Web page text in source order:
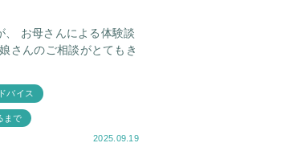
、 お母さんによる体験談
バイス
まで
2025.09.19